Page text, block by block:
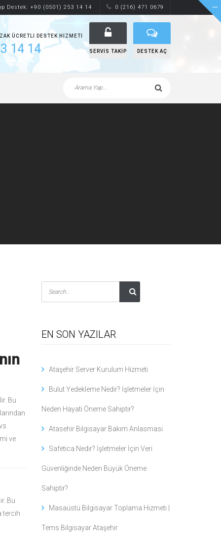
Destek: +90 (0501) 253 14 14 0 (216) 471 0679
ÜCRETLI DESTEK HIZMETI
14 14 SERVIS TAKIP DESTEK AÇ
Bu
ve
Bu
tercih
EN SON YAZILAR
Ataşehir Server Kurulum Hizmeti
Bulut Yedekleme Nedir? İşletmeler İçin
Neden Hayati Öneme Sahiptir?
Atasehir Bilgisayar Bakım Anlasmasi
Safetica Nedir? İşletmeler İçin Veri
Güvenliğinde Neden Büyük Öneme
Sahiptir?
Masaüstü Bilgisayar Toplama Hizmeti |
Tems Bilgisayar Ataşehir